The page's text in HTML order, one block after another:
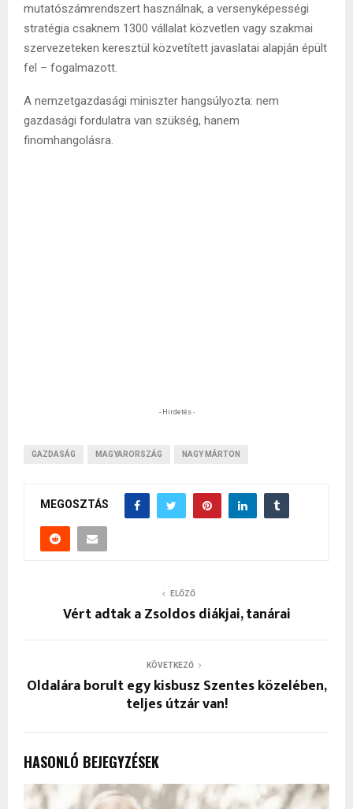
mutatószámrendszert használnak, a versenyképességi
stratégia csaknem 1300 vállalat közvetlen vagy szakmai
szervezeteken keresztül közvetített javaslatai alapján épült
fel – fogalmazott.
A nemzetgazdasági miniszter hangsúlyozta: nem
gazdasági fordulatra van szükség, hanem
finomhangolásra.
- Hirdetés -
GAZDASÁG MAGYARORSZÁG NAGY MÁRTON
MEGOSZTÁS
ELŐZŐ
Vért adtak a Zsoldos diákjai, tanárai
KÖVETKEZŐ
Oldalára borult egy kisbusz Szentes közelében,
teljes útzár van!
HASONLÓ BEJEGYZÉSEK